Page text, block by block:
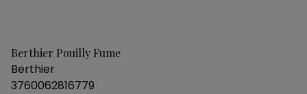
Berthier Pouilly Fume
Berthier
3760062816779